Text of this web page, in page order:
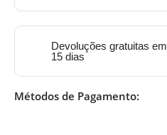
Devoluções gratuitas em
15 dias
Métodos de Pagamento: